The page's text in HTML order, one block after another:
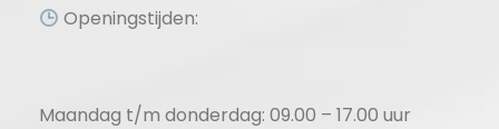
Openingstijden:
Maandag t/m donderdag: 09.00 – 17.00 uur